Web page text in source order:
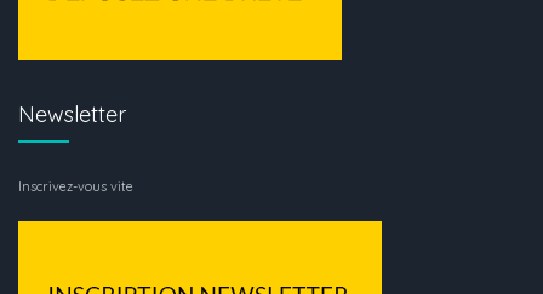
Newsletter
Inscrivez-vous vite